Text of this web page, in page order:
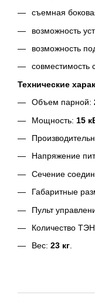
съемная
возможность
возможность
совместимость
Технические
Объем парной:
Мощность: 15
Напряжение
Сечение
Габаритные
Пульт
Количество
Вес: 23 кг.